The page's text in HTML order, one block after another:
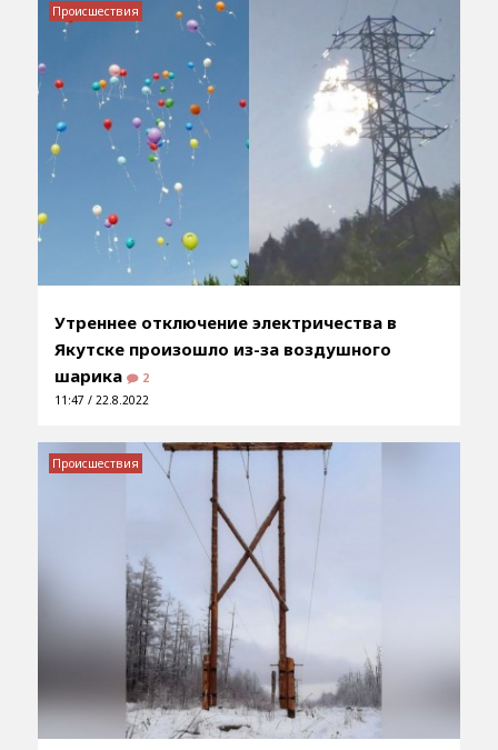
Утреннее отключение электричества в
Якутске произошло из-за воздушного
шарика
2
11:47 / 22.8.2022
Происшествия
Происшествия